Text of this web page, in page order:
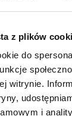
z plików
do
witrynie.
i
na żywo
radiowej
na żywo